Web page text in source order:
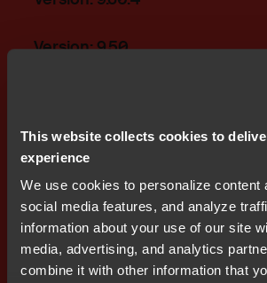
This website collects cookies to
experience
We use cookies to personalize content
social media features, and analyze
information about your use of our site
media, advertising, and analytics
combine it with other information that
Version: 9.50
Supported devices